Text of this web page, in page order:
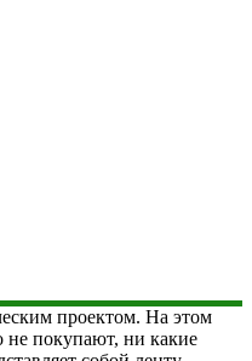
проектом. На этом
не покупают, ни какие